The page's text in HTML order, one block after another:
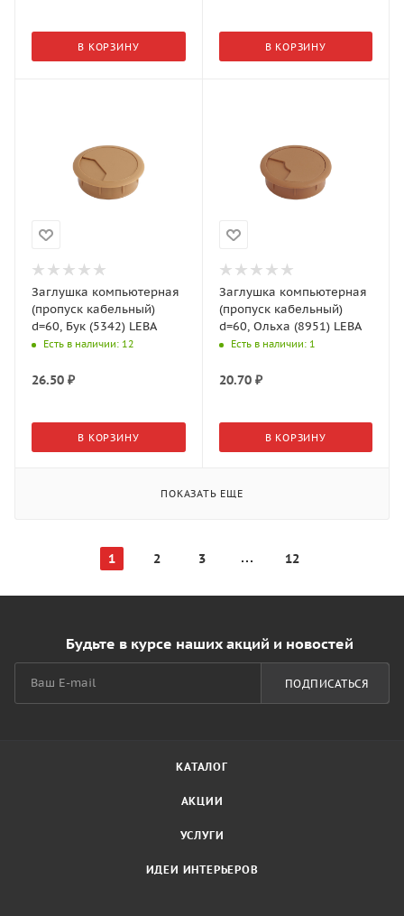
В КОРЗИНУ В КОРЗИНУ
Заглушка компьютерная
(пропуск кабельный)
d=60, Бук (5342) LEBA
Есть в наличии: 12
26.50 ₽
В КОРЗИНУ
Заглушка компьютерная
(пропуск кабельный)
d=60, Ольха (8951) LEBA
Есть в наличии: 1
20.70₽
В КОРЗИНУ
ПОКАЗАТЬ ЕЩЕ
1 2 3 12
Будьте в курсе наших акций и новостей
ПОДПИСАТЬСЯ
КАТАЛОГ
АКЦИИ
УСЛУГИ
ИДЕИ ИНТЕРЬЕРОВ